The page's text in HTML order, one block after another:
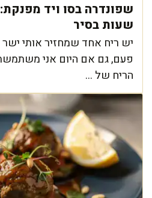
שפונדרה בסו ויד
שעות בסיר
יש ריח אחד שמחזיר אותי
פעם, גם אם היום אני
הריח של ...